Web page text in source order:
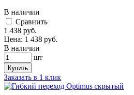
В наличии
Cравнить
1 438 руб.
Цена: 1 438 руб.
В наличии
шт
Купить
Заказать в 1 клик